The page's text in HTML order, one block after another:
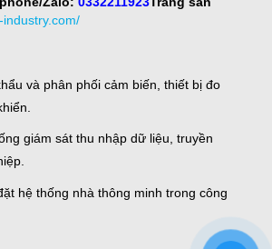
và phân phối cảm biến, thiết bị đo
giám sát thu nhập dữ liệu, truyền
hệ thống nhà thông minh trong công